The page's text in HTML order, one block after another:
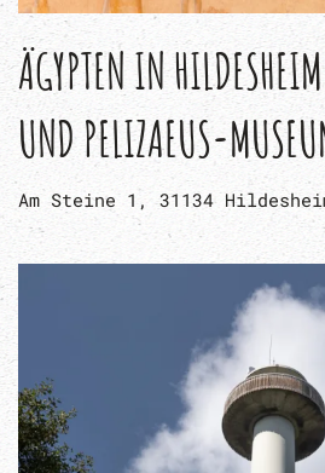
ÄGYPTEN IN
UND PELIZAEUS-
Am Steine 1, 31134